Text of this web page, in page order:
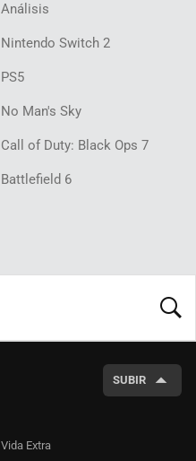
Análisis
Nintendo Switch 2
PS5
No Man's Sky
Call of Duty: Black Ops 7
Battlefield 6
SUBIR
Vida Extra